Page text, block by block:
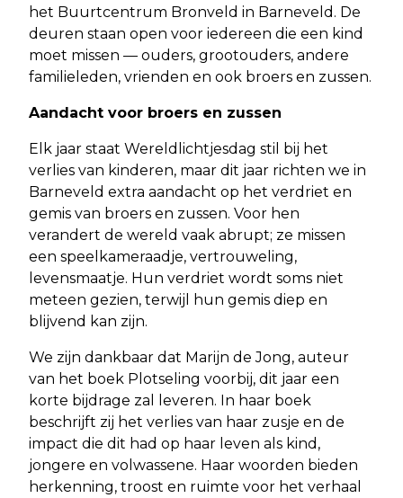
het Buurtcentrum Bronveld in Barneveld. De
deuren staan open voor iedereen die een kind
moet missen — ouders, grootouders, andere
familieleden, vrienden en ook broers en zussen.
Aandacht voor broers en zussen
Elk jaar staat Wereldlichtjesdag stil bij het
verlies van kinderen, maar dit jaar richten we in
Barneveld extra aandacht op het verdriet en
gemis van broers en zussen. Voor hen
verandert de wereld vaak abrupt; ze missen
een speelkameraadje, vertrouweling,
levensmaatje. Hun verdriet wordt soms niet
meteen gezien, terwijl hun gemis diep en
blijvend kan zijn.
We zijn dankbaar dat Marijn de Jong, auteur
van het boek Plotseling voorbij, dit jaar een
korte bijdrage zal leveren. In haar boek
beschrijft zij het verlies van haar zusje en de
impact die dit had op haar leven als kind,
jongere en volwassene. Haar woorden bieden
herkenning, troost en ruimte voor het verhaal